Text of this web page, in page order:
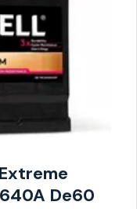
De60